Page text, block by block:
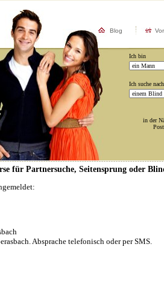
Blog
Ich bin
Ich suche nach
in der
für Partnersuche, Seitensprung oder
Absprache telefonisch oder per SMS.